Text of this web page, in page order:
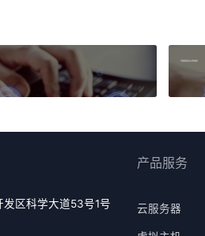
区科学大道53号1号
产品服务
云服务器